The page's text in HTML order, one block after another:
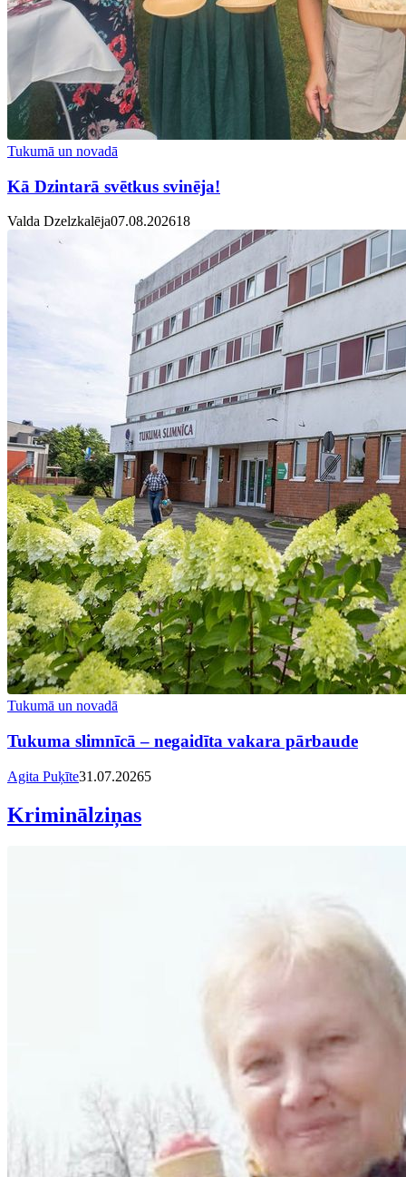
Tukumā un novadā
Kā Dzintarā svētkus svinēja!
Valda Dzelzkalēja07.08.202618
Tukumā un novadā
Tukuma slimnīcā – negaidīta vakara pārbaude
Agita Puķīte31.07.20265
Kriminālziņas